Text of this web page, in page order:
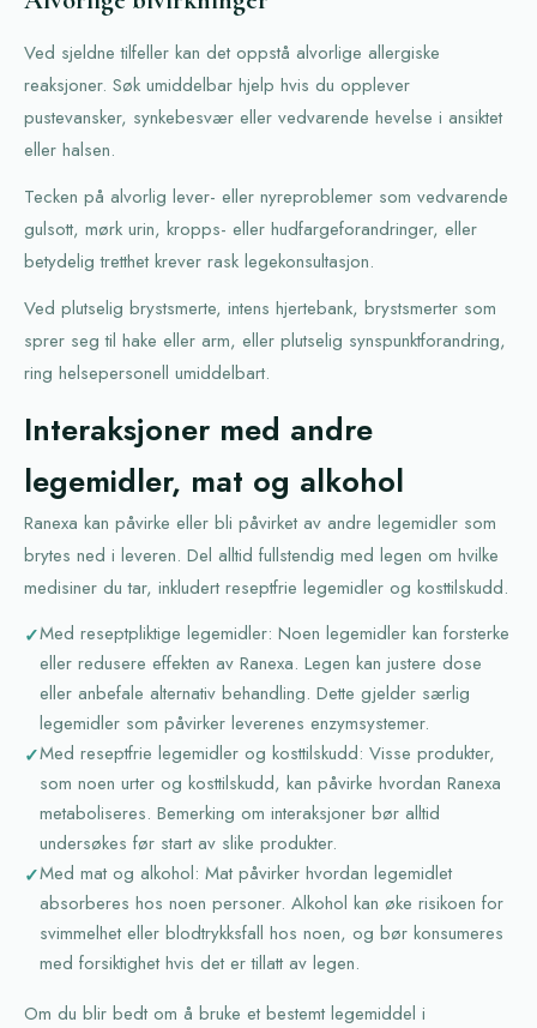
Ved sjeldne tilfeller kan det oppstå alvorlige allergiske
reaksjoner. Søk umiddelbar hjelp hvis du opplever
pustevansker, synkebesvær eller vedvarende hevelse i ansiktet
eller halsen.
Tecken på alvorlig lever- eller nyreproblemer som vedvarende
gulsott, mørk urin, kropps- eller hudfargeforandringer, eller
betydelig tretthet krever rask legekonsultasjon.
Ved plutselig brystsmerte, intens hjertebank, brystsmerter som
sprer seg til hake eller arm, eller plutselig synspunktforandring,
ring helsepersonell umiddelbart.
Interaksjoner med andre
legemidler, mat og alkohol
Ranexa kan påvirke eller bli påvirket av andre legemidler som
brytes ned i leveren. Del alltid fullstendig med legen om hvilke
medisiner du tar, inkludert reseptfrie legemidler og kosttilskudd.
Med reseptpliktige legemidler: Noen legemidler kan forsterke
eller redusere effekten av Ranexa. Legen kan justere dose
eller anbefale alternativ behandling. Dette gjelder særlig
legemidler som påvirker leverenes enzymsystemer.
Med reseptfrie legemidler og kosttilskudd: Visse produkter,
som noen urter og kosttilskudd, kan påvirke hvordan Ranexa
metaboliseres. Bemerking om interaksjoner bør alltid
undersøkes før start av slike produkter.
Med mat og alkohol: Mat påvirker hvordan legemidlet
absorberes hos noen personer. Alkohol kan øke risikoen for
svimmelhet eller blodtrykksfall hos noen, og bør konsumeres
med forsiktighet hvis det er tillatt av legen.
Om du blir bedt om å bruke et bestemt legemiddel i